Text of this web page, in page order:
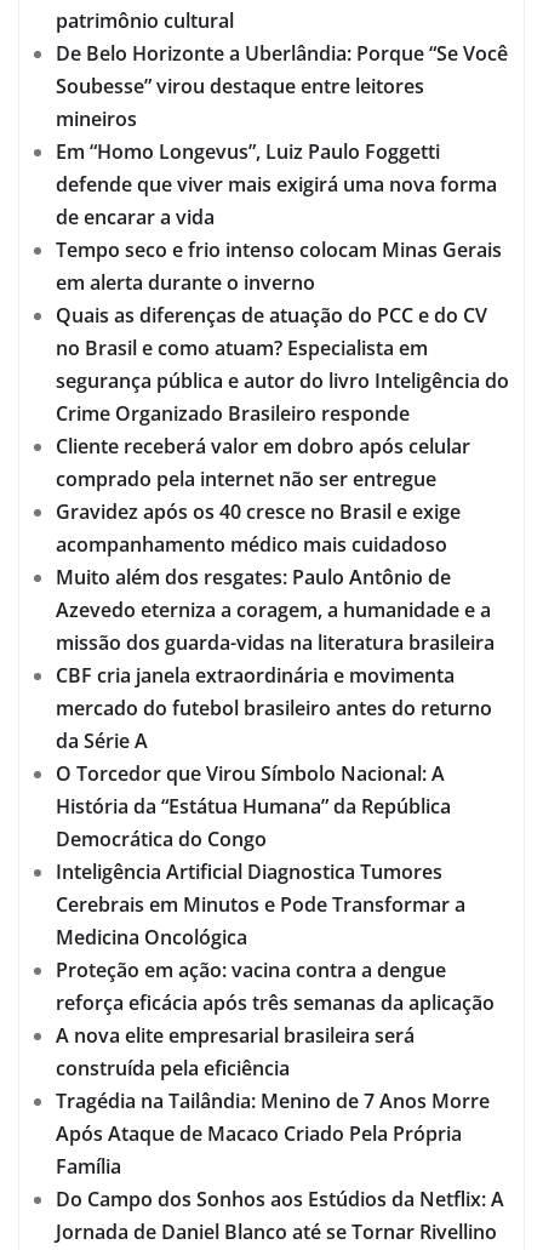
patrimônio cultural
De Belo Horizonte a Uberlândia: Porque “Se Você
Soubesse” virou destaque entre leitores
mineiros
Em “Homo Longevus”, Luiz Paulo Foggetti
defende que viver mais exigirá uma nova forma
de encarar a vida
Tempo seco e frio intenso colocam Minas Gerais
em alerta durante o inverno
Quais as diferenças de atuação do PCC e do CV
no Brasil e como atuam? Especialista em
segurança pública e autor do livro Inteligência do
Crime Organizado Brasileiro responde
Cliente receberá valor em dobro após celular
comprado pela internet não ser entregue
Gravidez após os 40 cresce no Brasil e exige
acompanhamento médico mais cuidadoso
Muito além dos resgates: Paulo Antônio de
Azevedo eterniza a coragem, a humanidade e a
missão dos guarda-vidas na literatura brasileira
CBF cria janela extraordinária e movimenta
mercado do futebol brasileiro antes do returno
da Série A
O Torcedor que Virou Símbolo Nacional: A
História da “Estátua Humana” da República
Democrática do Congo
Inteligência Artificial Diagnostica Tumores
Cerebrais em Minutos e Pode Transformar a
Medicina Oncológica
Proteção em ação: vacina contra a dengue
reforça eficácia após três semanas da aplicação
A nova elite empresarial brasileira será
construída pela eficiência
Tragédia na Tailândia: Menino de 7 Anos Morre
Após Ataque de Macaco Criado Pela Própria
Família
Do Campo dos Sonhos aos Estúdios da Netflix: A
Jornada de Daniel Blanco até se Tornar Rivellino